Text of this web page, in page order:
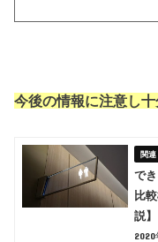
今後の情報に注意し十
で
比
説】
2020